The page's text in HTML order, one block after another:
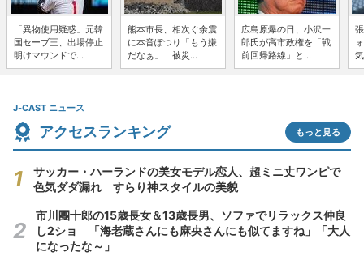
「異物使用疑惑」元韓
国セーブ王、出場停止
明けマウンドで...
熊本市長、相次ぐ余震
に本音ぽつり「もう嫌
だなぁ」 被災...
広島原爆の日、小沢一
郎氏が高市政権を「戦
前回帰路線」と...
J-CAST ニュース
アクセスランキング もっと見る
サッカー・ハーランドの美女モデル恋人、超ミニ丈ワンピで
色気ダダ漏れ すらり神スタイルの美貌
市川團十郎の15歳長女＆13歳長男、ソファでリラックス仲良
し2ショ 「海老蔵さんにも麻央さんにも似てますね」「大人
になったな～」